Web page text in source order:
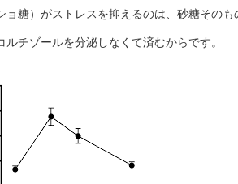
ョ糖）がストレスを抑えるのは、砂糖その
ルチゾールを分泌しなくて済むからです。